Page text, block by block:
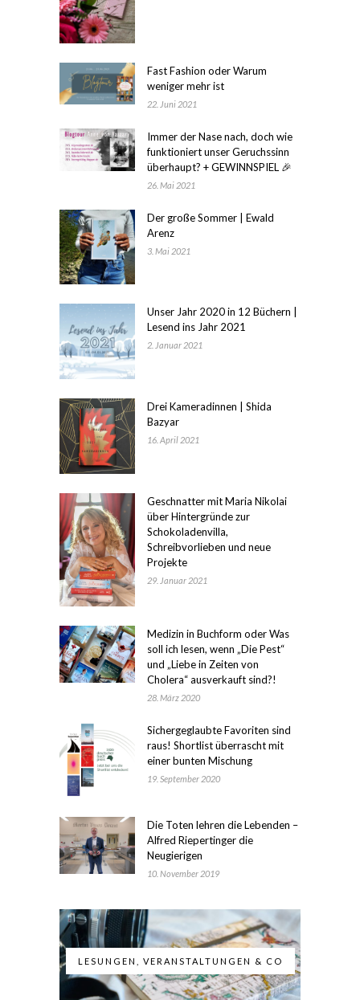
Fast Fashion oder Warum
weniger mehr ist
22. Juni 2021
Immer der Nase nach, doch wie
funktioniert unser Geruchssinn
überhaupt? + GEWINNSPIEL 🎉
26. Mai 2021
Der große Sommer | Ewald
Arenz
3. Mai 2021
Unser Jahr 2020 in 12 Büchern |
Lesend ins Jahr 2021
2. Januar 2021
Drei Kameradinnen | Shida
Bazyar
16. April 2021
Geschnatter mit Maria Nikolai
über Hintergründe zur
Schokoladenvilla,
Schreibvorlieben und neue
Projekte
29. Januar 2021
Medizin in Buchform oder Was
soll ich lesen, wenn „Die Pest“
und „Liebe in Zeiten von
Cholera“ ausverkauft sind?!
28. März 2020
Sichergeglaubte Favoriten sind
raus! Shortlist überrascht mit
einer bunten Mischung
19. September 2020
Die Toten lehren die Lebenden –
Alfred Riepertinger die
Neugierigen
10. November 2019
LESUNGEN, VERANSTALTUNGEN & CO